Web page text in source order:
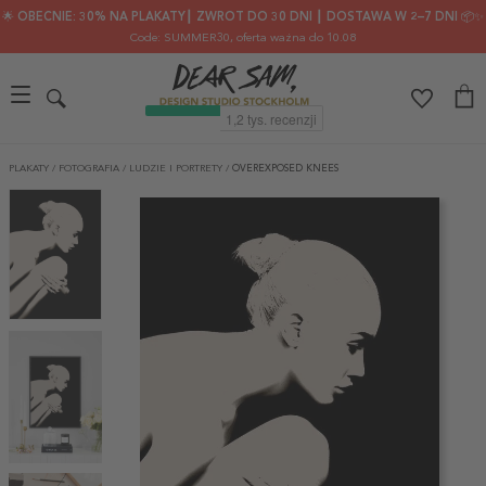
🌟 OBECNIE: 30% NA PLAKATY┃ ZWROT DO 30 DNI ┃ DOSTAWA W 2–7 DNI 📦✨
Code: SUMMER30, oferta ważna do 10.08
PLAKATY / FOTOGRAFIA / LUDZIE I PORTRETY / OVEREXPOSED KNEES